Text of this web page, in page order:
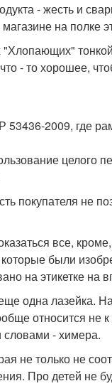
- жесть и
на полке
- то хорошее,
2009, где
целого
покупателя не
все,
которые были
на этикетке на
одна лазейка.
относится не
словами - химера.
не только не
Про детей не